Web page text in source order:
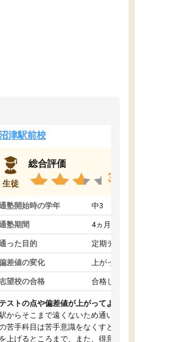
津駅前校
生徒
総合評価
3.8
塾開始時の学年 中3
塾期間 4ヵ月～1年未満
った目的 定期テスト対策
差値の変化 上がった
望校の合格 合格した
テストの点や偏差値が上がってよかった
からそこまで遠くないため通いやすく、自分
苦手科目は苦手意識をなくすところから成績
を上げるところまで、また、得意科目はより点